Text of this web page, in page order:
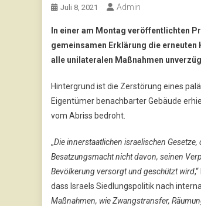
Juli 8, 2021 Admin
In einer am Montag veröffentlichten
gemeinsamen Erklärung die
alle unilateralen Maßnahmen
Hintergrund ist die Zerstörung eines
Eigentümer benachbarter Gebäude
vom Abriss bedroht.
„Die innerstaatlichen israelischen
Besatzungsmacht nicht davon, seinen
Bevölkerung versorgt und geschützt wird
dass Israels Siedlungspolitik nach
Maßnahmen, wie Zwangstransfer,